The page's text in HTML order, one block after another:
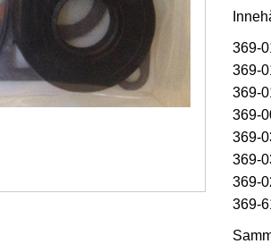
369-
369-
369-
369-
369-
369-
369-
369-